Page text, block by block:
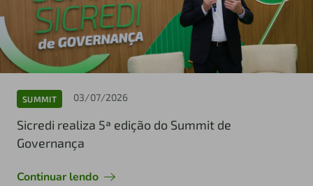
SUMMIT 03/07/2026
Sicredi realiza 5ª edição do Summit de
Governança
Continuar lendo